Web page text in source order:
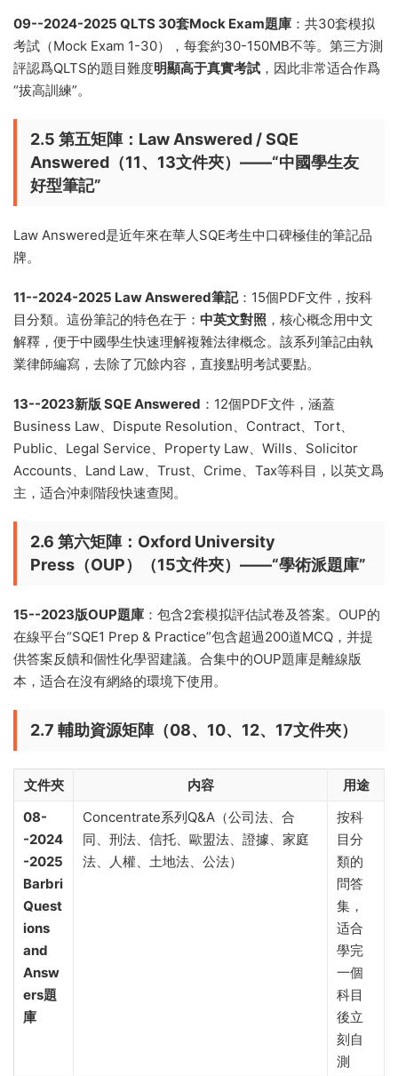
09--2024-2025 QLTS 30套Mock Exam題庫 ：共30套模拟
考試（Mock Exam 1-30），每套約30-150MB不等。第三方測
評認爲QLTS的題目難度明顯高于真實考試 ，因此非常适合作爲
“拔高訓練”。
2.5 第五矩陣：Law Answered / SQE
Answered（11、13文件夾）——“中國學生友
好型筆記”
Law Answered是近年來在華人SQE考生中口碑極佳的筆記品
牌。
11--2024-2025 Law Answered筆記：15個PDF文件，按科
目分類。這份筆記的特色在于： 中英文對照 ，核心概念用中文
解釋，便于中國學生快速理解複雜法律概念。該系列筆記由執
業律師編寫，去除了冗餘内容，直接點明考試要點。
13--2023新版 SQE Answered ：12個PDF文件，涵蓋
Business Law、Dispute Resolution、Contract、Tort、
Public、Legal Service、Property Law、Wills、Solicitor
Accounts、Land Law、Trust、Crime、Tax等科目，以英文爲
主，适合沖刺階段快速查閱。
2.6 第六矩陣：Oxford University
Press（OUP）（15文件夾）——“學術派題庫”
15--2023版OUP題庫 ：包含2套模拟評估試卷及答案。OUP的
在線平台“SQE1 Prep & Practice”包含超過200道MCQ，并提
供答案反饋和個性化學習建議。合集中的OUP題庫是離線版
本，适合在沒有網絡的環境下使用。
2.7 輔助資源矩陣（08、10、12、17文件夾）
文件夾 内容
用途
08-
-2024
-2025
Barbri
Quest
ions
and
Answ
ers題
庫
Concentrate系列Q&A（公司法、合
同、刑法、信托、歐盟法、證據、家庭
法、人權、土地法、公法）
按科
目分
類的
問答
集，
适合
學完
一個
科目
後立
刻自
測